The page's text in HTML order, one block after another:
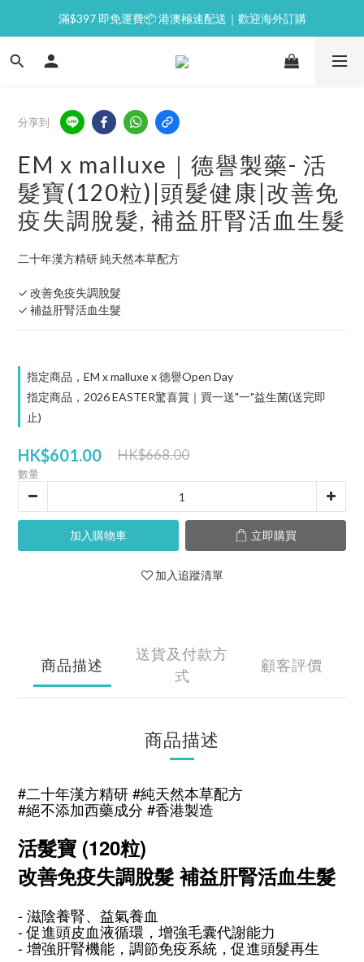
⭐逢星期一malluxe day｜7%購物金回贈
滿$397 即免運費📦 港澳極速配送｜歡迎海外訂購
💙新會員｜首單即減 $50💰
分享到
EM x malluxe｜德譽製藥- 活
髮寶(120粒)|頭髮健康|改善免
疫失調脫髮, 補益肝腎活血生髮
二十年漢方精研 純天然本草配方
✓ 改善免疫失調脫髮
✓ 補益肝腎活血生髮
指定商品，EM x malluxe x 德譽Open Day
指定商品，2026 EASTER驚喜賞｜買一送"一"益生菌(送完即
止)
HK$601.00 HK$668.00
數量
加入購物車 立即購買
加入追蹤清單
商品描述
送貨及付款方
式
顧客評價
商品描述
#二十年漢方精研 #純天然本草配方
#絕不添加西藥成分 #香港製造
活髮寶 (120粒)
改善免疫失調脫髮 補益肝腎活血生髮
- 滋陰養腎、益氣養血
- 促進頭皮血液循環，增強毛囊代謝能力
- 增強肝腎機能，調節免疫系統，促進頭髮再生